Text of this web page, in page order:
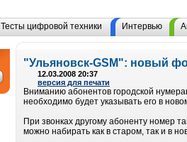
Тесты цифровой техники Интервью
"Ульяновск-GSM": новый
12.03.2008 20:37
версия для печати
Вниманию абонентов городской
необходимо будет указывать его в
При звонках другому абоненту номер
можно набирать как в старом, так и в